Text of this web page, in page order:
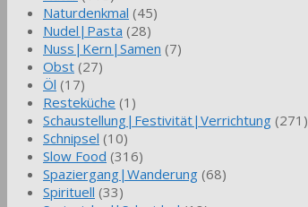
Naturdenkmal (45)
Nudel|Pasta (28)
Nuss|Kern|Samen (7)
Obst (27)
Öl (17)
Resteküche (1)
Schaustellung|Festivität|Verrichtung (271)
Schnipsel (10)
Slow Food (316)
Spaziergang|Wanderung (68)
Spirituell (33)